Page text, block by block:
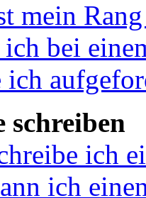
mein
ich bei
ich
schreiben
ich
ich